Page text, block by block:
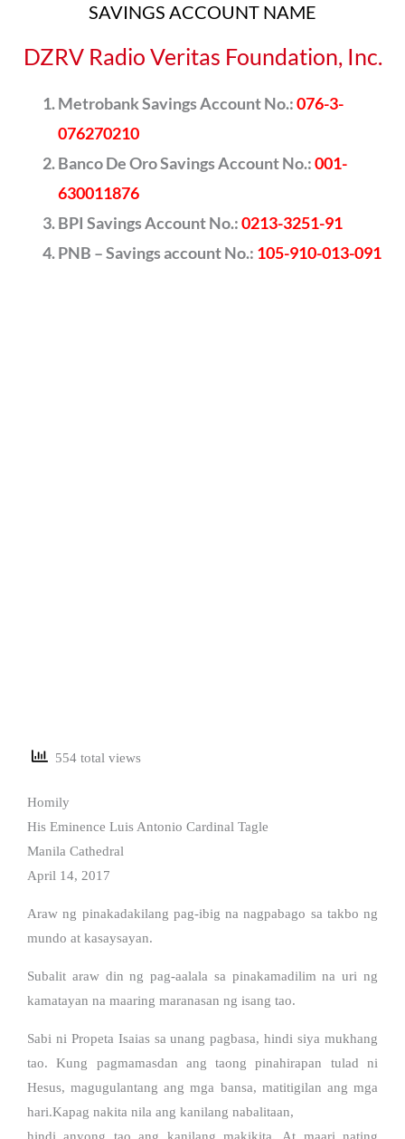
SAVINGS ACCOUNT NAME
DZRV Radio Veritas Foundation, Inc.
Metrobank Savings Account No.:076-3-
076270210
Banco De Oro Savings Account No.:001-
630011876
BPI Savings Account No.:0213-3251-91
PNB – Savings account No.: 105-910-013-091
554 total views
Homily
His Eminence Luis Antonio Cardinal Tagle
Manila Cathedral
April 14, 2017
Araw ng pinakadakilang pag-ibig na nagpabago sa takbo ng
mundo at kasaysayan.
Subalit araw din ng pag-aalala sa pinakamadilim na uri ng
kamatayan na maaring maranasan ng isang tao.
Sabi ni Propeta Isaias sa unang pagbasa, hindi siya mukhang
tao. Kung pagmamasdan ang taong pinahirapan tulad ni
Hesus, magugulantang ang mga bansa, matitigilan ang mga
hari.Kapag nakita nila ang kanilang nabalitaan,
hindi anyong tao ang kanilang makikita. At maari nating